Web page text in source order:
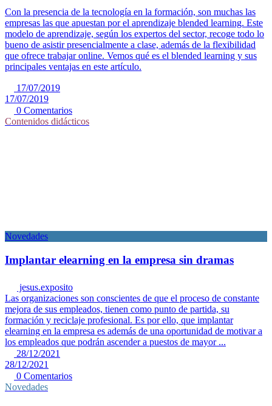
Con la presencia de la tecnología en la formación, son muchas las
empresas las que apuestan por el aprendizaje blended learning. Este
modelo de aprendizaje, según los expertos del sector, recoge todo lo
bueno de asistir presencialmente a clase, además de la flexibilidad
que ofrece trabajar online. Vemos qué es el blended learning y sus
principales ventajas en este artículo.
17/07/2019
17/07/2019
0 Comentarios
Contenidos didácticos
Novedades
Implantar elearning en la empresa sin dramas
jesus.exposito
Las organizaciones son conscientes de que el proceso de constante
mejora de sus empleados, tienen como punto de partida, su
formación y reciclaje profesional. Es por ello, que implantar
elearning en la empresa es además de una oportunidad de motivar a
los empleados que podrán ascender a puestos de mayor ...
28/12/2021
28/12/2021
0 Comentarios
Novedades